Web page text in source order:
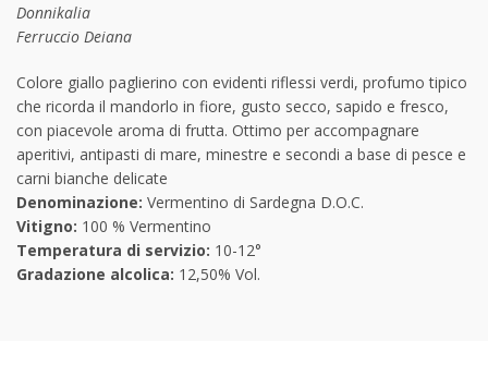
Donnikalia
Ferruccio Deiana
Colore giallo paglierino con evidenti riflessi verdi, profumo tipico
che ricorda il mandorlo in fiore, gusto secco, sapido e fresco,
con piacevole aroma di frutta. Ottimo per accompagnare
aperitivi, antipasti di mare, minestre e secondi a base di pesce e
carni bianche delicate
Denominazione: Vermentino di Sardegna D.O.C.
Vitigno: 100 % Vermentino
Temperatura di servizio: 10-12°
Gradazione alcolica: 12,50% Vol.